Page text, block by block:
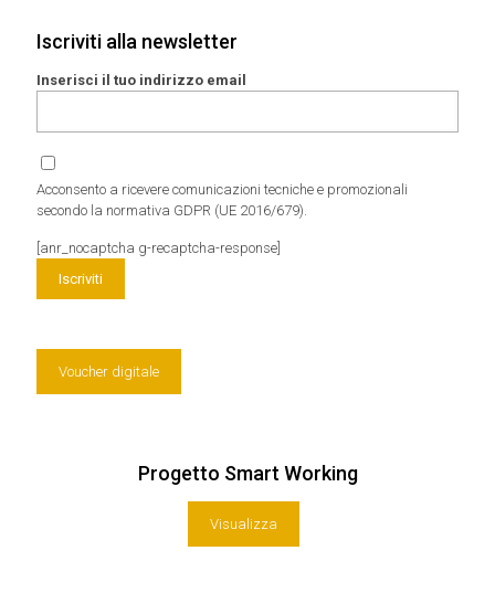
Iscriviti alla newsletter
Inserisci il tuo indirizzo email
Acconsento a ricevere comunicazioni tecniche e promozionali
secondo la normativa GDPR (UE 2016/679).
[anr_nocaptcha g-recaptcha-response]
Voucher digitale
Progetto Smart Working
Visualizza